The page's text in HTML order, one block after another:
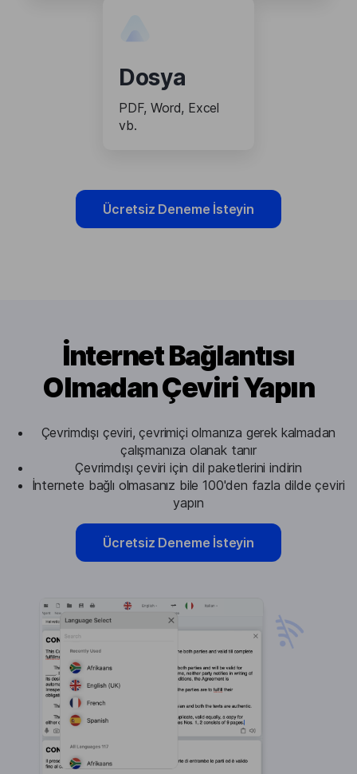
Dosya
PDF, Word, Excel
vb.
Ücretsiz Deneme İsteyin
İnternet Bağlantısı
Olmadan Çeviri Yapın
Çevrimdışı çeviri, çevrimiçi olmanıza gerek kalmadan
çalışmanıza olanak tanır
Çevrimdışı çeviri için dil paketlerini indirin
İnternete bağlı olmasanız bile 100'den fazla dilde çeviri
yapın
Ücretsiz Deneme İsteyin